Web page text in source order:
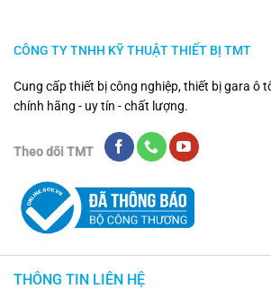
CÔNG TY TNHH KỸ THUẬT THIẾT BỊ TMT
Cung cấp thiết bị công nghiệp, thiết bị gara ô
chính hãng - uy tín - chất lượng.
Theo dõi TMT
THÔNG TIN LIÊN HỆ